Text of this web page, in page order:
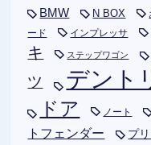
BMW N BOX
ード
インプレッサ
キ
ステップワゴン
ツ
デント
ドア
ノート
トフェンダー
プ